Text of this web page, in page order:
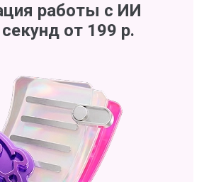
работы с ИИ
от 199 р.